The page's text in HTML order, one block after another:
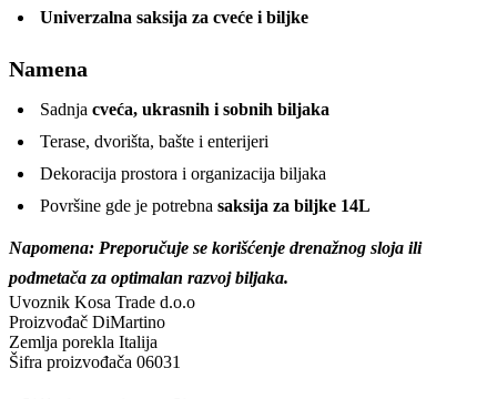
Univerzalna saksija za cveće i biljke
Namena
Sadnja cveća, ukrasnih i sobnih biljaka
Terase, dvorišta, bašte i enterijeri
Dekoracija prostora i organizacija biljaka
Površine gde je potrebna saksija za biljke 14L
Napomena: Preporučuje se korišćenje drenažnog sloja ili
podmetača za optimalan razvoj biljaka.
Uvoznik Kosa Trade d.o.o
Proizvođač DiMartino
Zemlja porekla Italija
Šifra proizvođača 06031